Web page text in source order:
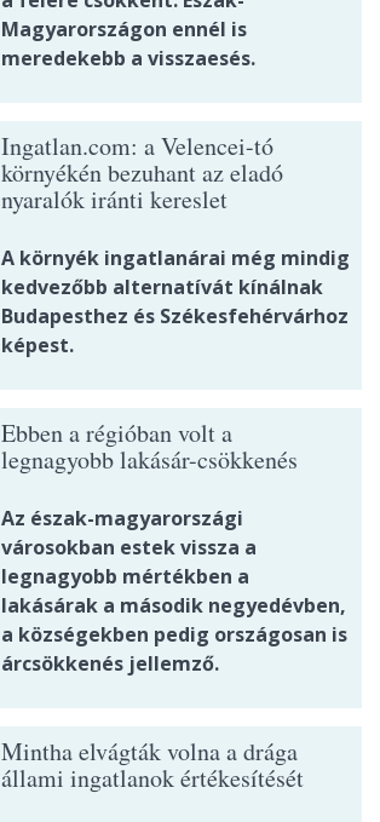
Magyarországon ennél is
meredekebb a visszaesés.
Ingatlan.com: a Velencei-tó
környékén bezuhant az eladó
nyaralók iránti kereslet
A környék ingatlanárai még mindig
kedvezőbb alternatívát kínálnak
Budapesthez és Székesfehérvárhoz
képest.
Ebben a régióban volt a
legnagyobb lakásár-csökkenés
Az észak-magyarországi
városokban estek vissza a
legnagyobb mértékben a
lakásárak a második negyedévben,
a községekben pedig országosan is
árcsökkenés jellemző.
Mintha elvágták volna a drága
állami ingatlanok értékesítését